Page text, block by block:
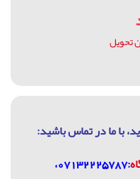
تحویل
با ما در تماس باشيد:
:07132225787،